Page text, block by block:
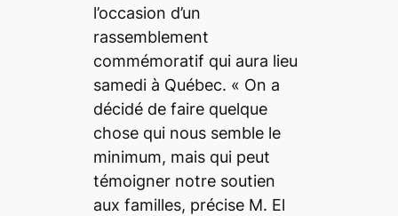
l’occasion d’un
rassemblement
commémoratif qui aura lieu
samedi à Québec. « On a
décidé de faire quelque
chose qui nous semble le
minimum, mais qui peut
témoigner notre soutien
aux familles, précise M. El